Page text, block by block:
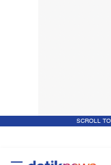
SCROLL